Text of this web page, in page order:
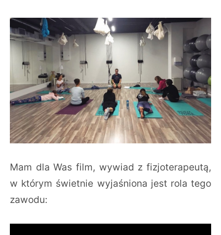
Mam dla Was film, wywiad z fizjoterapeutą,
w którym świetnie wyjaśniona jest rola tego
zawodu: